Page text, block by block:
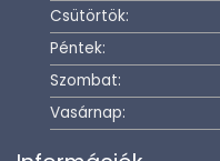
Csütörtök:
Péntek:
Szombat:
Vasárnap: